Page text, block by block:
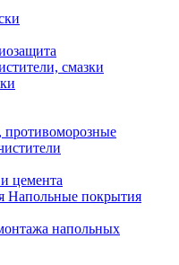
смазки
цемента
Напольные покрытия
напольных